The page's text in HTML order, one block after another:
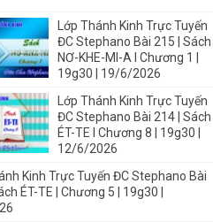
Lớp Thánh Kinh Trực Tuyến
ĐC Stephano Bài 215 | Sách
NƠ-KHE-MI-A I Chương 1 |
19g30 | 19/6/2026
Lớp Thánh Kinh Trực Tuyến
ĐC Stephano Bài 214 | Sách
ÉT-TE I Chương 8 | 19g30 |
12/6/2026
Kinh Trực Tuyến ĐC Stephano Bài
ÉT-TE | Chương 5 | 19g30 |